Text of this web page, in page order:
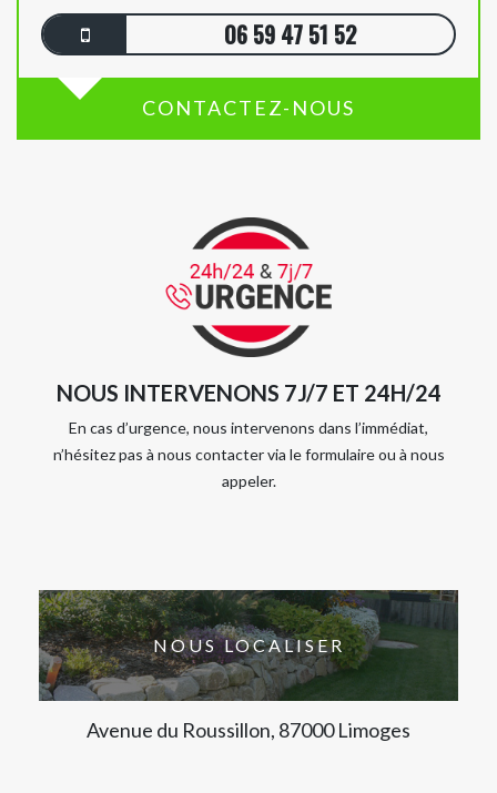
06 59 47 51 52
CONTACTEZ-NOUS
NOUS INTERVENONS 7J/7 ET 24H/24
En cas d’urgence, nous intervenons dans l’immédiat,
n’hésitez pas à nous contacter via le formulaire ou à nous
appeler.
NOUS LOCALISER
Avenue du Roussillon, 87000 Limoges